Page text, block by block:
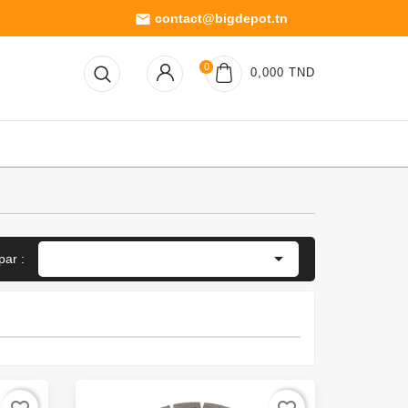
email contact@bigdepot.tn
0 0,000 TND
: 